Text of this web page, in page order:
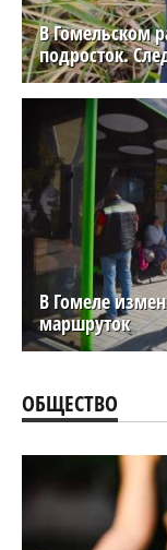
В Гомельском
подросток.
В Гомеле
маршруток
ОБЩЕСТВО